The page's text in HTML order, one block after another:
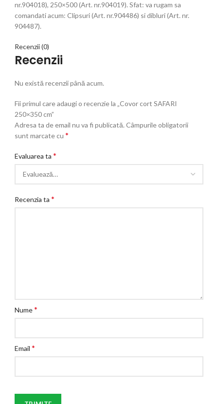
nr.904018), 250×500 (Art. nr.904019). Sfat: va rugam sa
comandati acum: Clipsuri (Art. nr.904486) si dibluri (Art. nr.
904487).
Recenzii (0)
Recenzii
Nu există recenzii până acum.
Fii primul care adaugi o recenzie la „Covor cort SAFARI
250×350 cm”
Adresa ta de email nu va fi publicată. Câmpurile obligatorii
sunt marcate cu *
Evaluarea ta *
Recenzia ta *
Nume*
Email *